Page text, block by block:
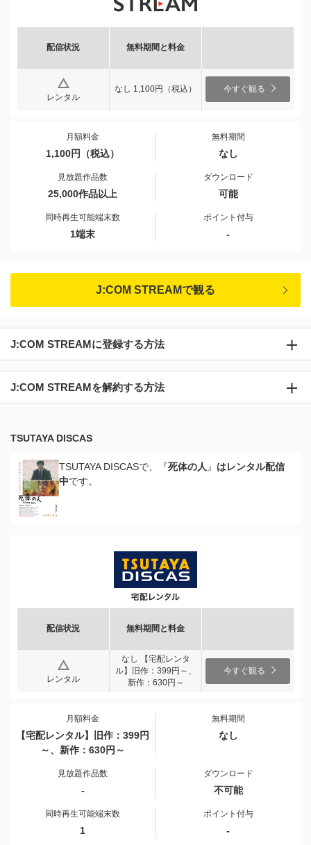
配信状況 無料期間と料金
レンタル
なし 1,100円（税込） 今すぐ観る
月額料金
1,100円（税込）
無料期間
なし
見放題作品数
25,000作品以上
ダウンロード
可能
同時再生可能端末数
1端末
ポイント付与
-
J:COM STREAMで観る
J:COM STREAMに登録する方法
J:COM STREAMを解約する方法
TSUTAYA DISCAS
TSUTAYA DISCASで、『死体の人 』 はレンタル配信
中です。
配信状況 無料期間と料金
レンタル
なし 【宅配レンタ
ル】旧作：399円～、
新作：630円～
今すぐ観る
月額料金
【宅配レンタル】旧作：399円
～、新作：630円～
無料期間
なし
見放題作品数
-
ダウンロード
不可能
同時再生可能端末数
1
ポイント付与
-